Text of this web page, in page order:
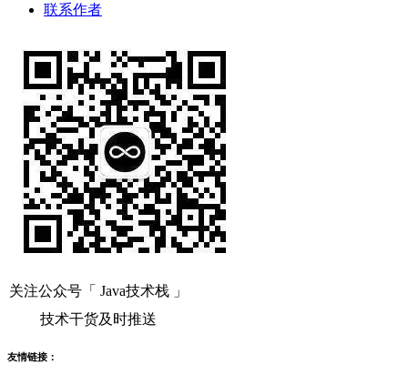
联系作者
关注公众号「 Java技术栈 」
技术干货及时推送
友情链接：